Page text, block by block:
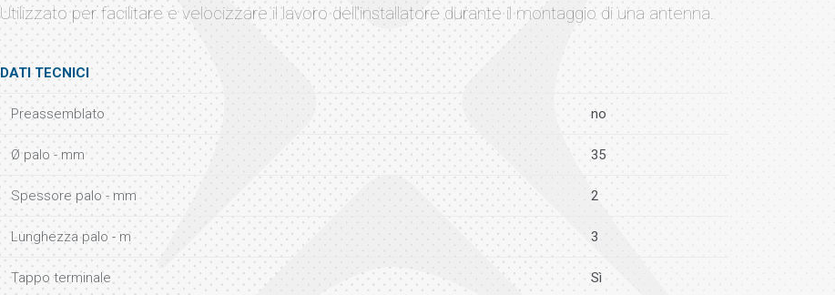
Utilizzato per facilitare e velocizzare il lavoro dell'installatore durante il montaggio di una antenna.
DATI TECNICI
Preassemblato no
Ø palo - mm 35
Spessore palo - mm 2
Lunghezza palo - m 3
Tappo terminale Sì